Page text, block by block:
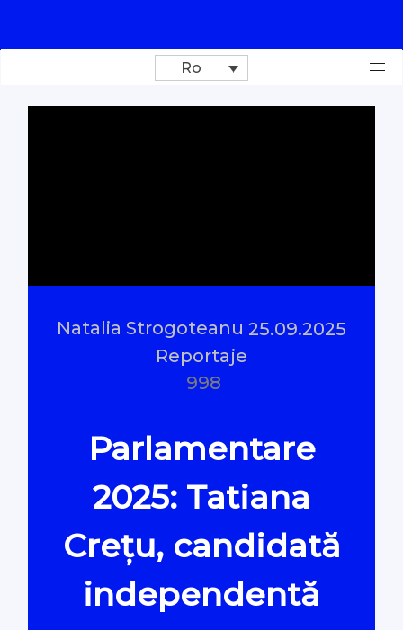
Documentare
Oamenii Legii
#PeScurt din Parlament
#PeScurt din CMC
Ro
Natalia Strogoteanu 25.09.2025
Reportaje
998
Parlamentare
2025: Tatiana
Crețu, candidată
independentă